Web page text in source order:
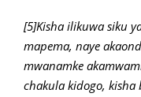
[5]Kisha ilikuwa siku
mapema, naye
mwanamke
chakula kidogo, kisha